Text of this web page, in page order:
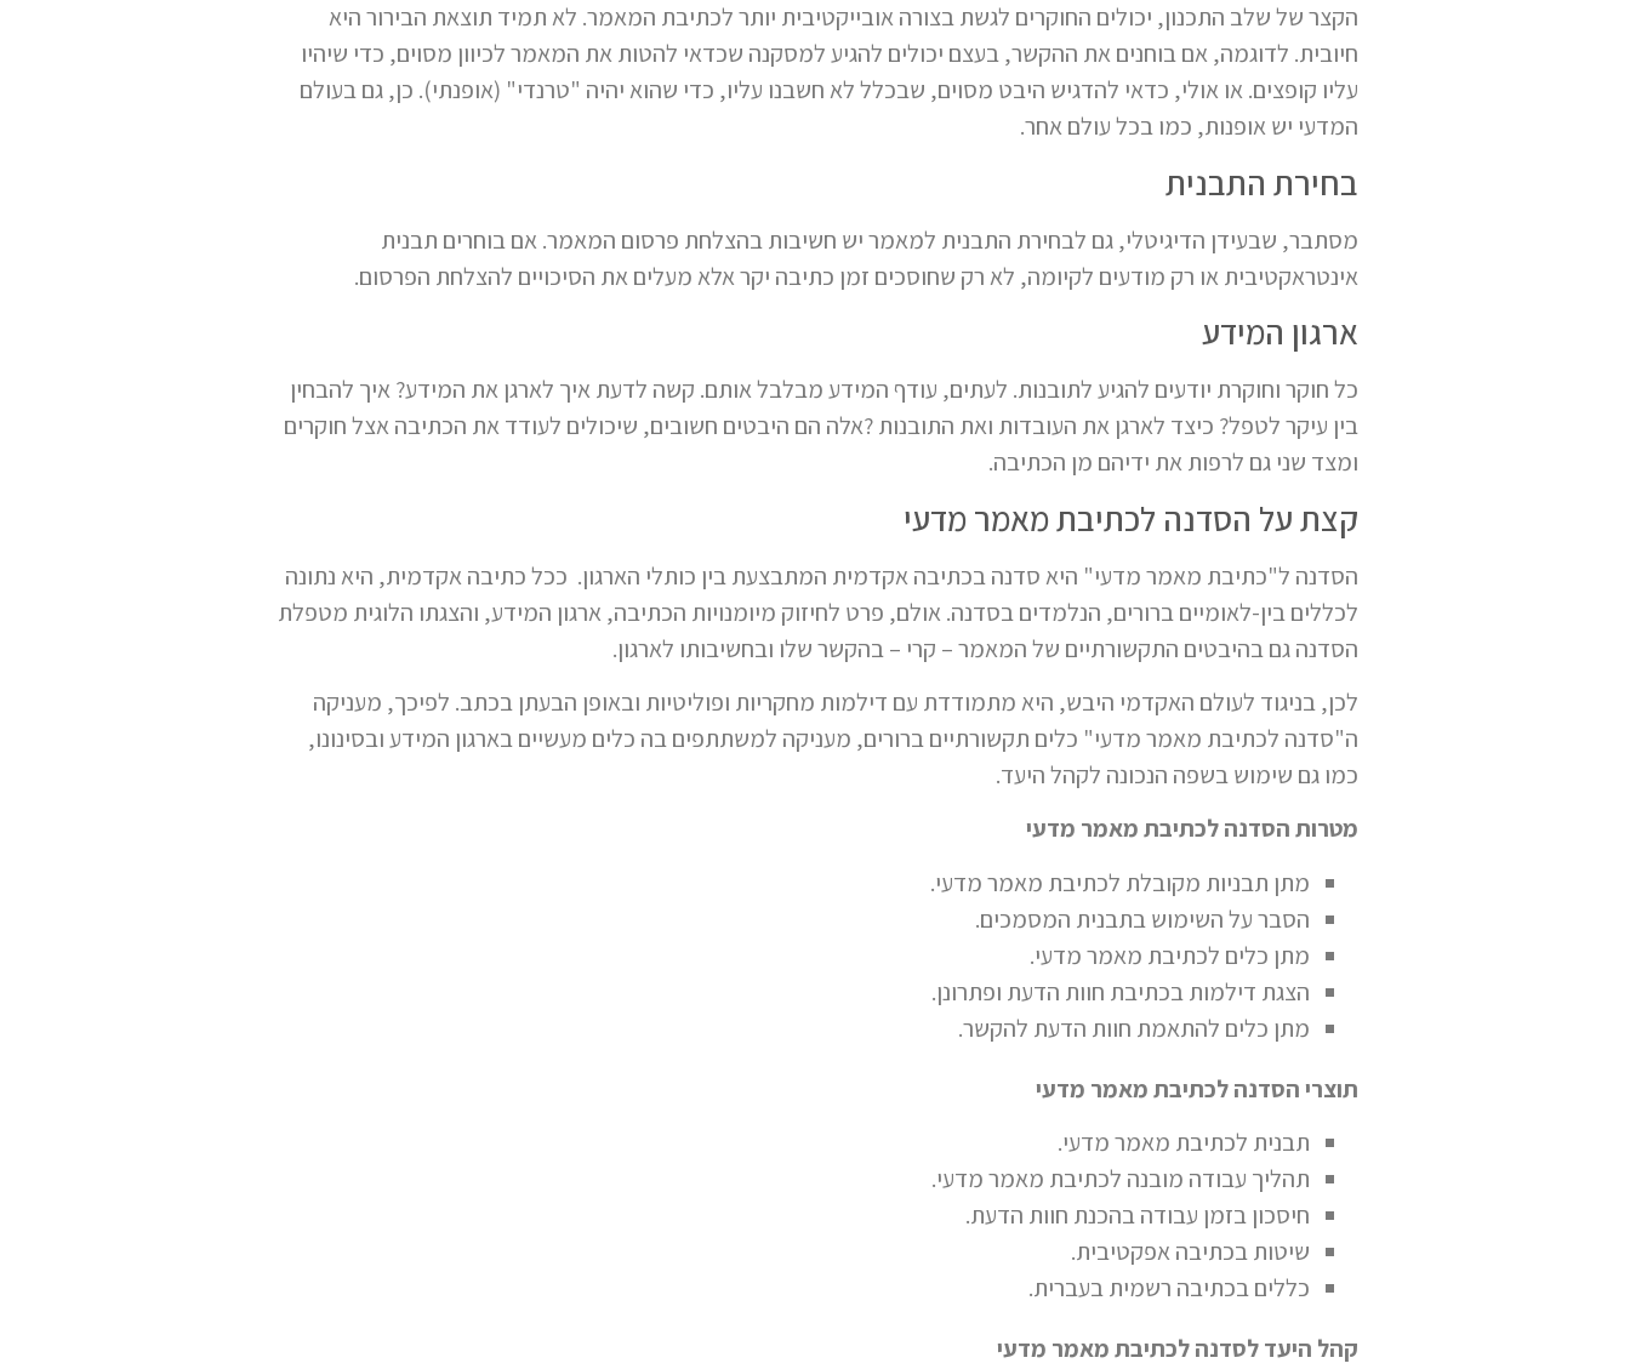
הקצר של שלב התכנון, יכולים החוקרים לגשת בצורה אובייקטיבית יותר לכתיבת המאמר. לא תמיד תוצאת הבירור היא
חיובית. לדוגמה, אם בוחנים את ההקשר, בעצם יכולים להגיע למסקנה שכדאי להטות את המאמר לכיוון מסוים, כדי שיהיו
עליו קופצים. או אולי, כדאי להדגיש היבט מסוים, שבכלל לא חשבנו עליו, כדי שהוא יהיה "טרנדי" (אופנתי). כן, גם בעולם
המדעי יש אופנות, כמו בכל עולם אחר.
בחירת התבנית
מסתבר, שבעידן הדיגיטלי, גם לבחירת התבנית למאמר יש חשיבות בהצלחת פרסום המאמר. אם בוחרים תבנית
אינטראקטיבית או רק מודעים לקיומה, לא רק שחוסכים זמן כתיבה יקר אלא מעלים את הסיכויים להצלחת הפרסום.
ארגון המידע
כל חוקר וחוקרת יודעים להגיע לתובנות. לעתים, עודף המידע מבלבל אותם. קשה לדעת איך לארגן את המידע? איך להבחין
בין עיקר לטפל? כיצד לארגן את העובדות ואת התובנות ?אלה הם היבטים חשובים, שיכולים לעודד את הכתיבה אצל חוקרים
ומצד שני גם לרפות את ידיהם מן הכתיבה.
קצת על הסדנה לכתיבת מאמר מדעי
הסדנה ל"כתיבת מאמר מדעי" היא סדנה בכתיבה אקדמית המתבצעת בין כותלי הארגון. ככל כתיבה אקדמית, היא נתונה
לכללים בין-לאומיים ברורים, הנלמדים בסדנה. אולם, פרט לחיזוק מיומנויות הכתיבה, ארגון המידע, והצגתו הלוגית מטפלת
הסדנה גם בהיבטים התקשורתיים של המאמר – קרי – בהקשר שלו ובחשיבותו לארגון.
לכן, בניגוד לעולם האקדמי היבש, היא מתמודדת עם דילמות מחקריות ופוליטיות ובאופן הבעתן בכתב. לפיכך, מעניקה
ה"סדנה לכתיבת מאמר מדעי" כלים תקשורתיים ברורים, מעניקה למשתתפים בה כלים מעשיים בארגון המידע ובסינונו,
כמו גם שימוש בשפה הנכונה לקהל היעד.
מטרות הסדנה לכתיבת מאמר מדעי
מתן תבניות מקובלת לכתיבת מאמר מדעי.
הסבר על השימוש בתבנית המסמכים.
מתן כלים לכתיבת מאמר מדעי.
הצגת דילמות בכתיבת חוות הדעת ופתרונן.
מתן כלים להתאמת חוות הדעת להקשר.
תוצרי הסדנה לכתיבת מאמר מדעי
תבנית לכתיבת מאמר מדעי.
תהליך עבודה מובנה לכתיבת מאמר מדעי.
חיסכון בזמן עבודה בהכנת חוות הדעת.
שיטות בכתיבה אפקטיבית.
כללים בכתיבה רשמית בעברית.
קהל היעד לסדנה לכתיבת מאמר מדעי